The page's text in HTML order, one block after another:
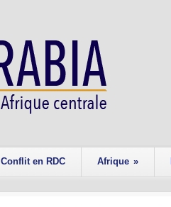
Conflit en RDC Afrique »